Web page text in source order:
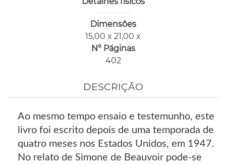
Dimensões
15,00 x 21,00 x
Nº Páginas
402
DESCRIÇÃO
Ao mesmo tempo ensaio e testemunho, este
livro foi escrito depois de uma temporada de
quatro meses nos Estados Unidos, em 1947.
No relato de Simone de Beauvoir pode-se